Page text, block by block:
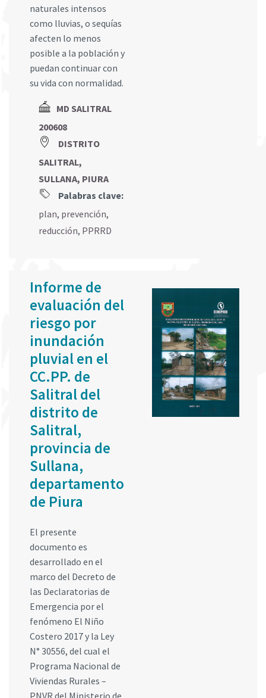
naturales intensos
como lluvias, o sequías
afecten lo menos
posible a la población y
puedan continuar con
su vida con normalidad.
MD SALITRAL
200608
DISTRITO
SALITRAL,
SULLANA, PIURA
Palabras clave:
plan, prevención,
reducción, PPRRD
Informe de
evaluación del
riesgo por
inundación
pluvial en el
CC.PP. de
Salitral del
distrito de
Salitral,
provincia de
Sullana,
departamento
de Piura
El presente
documento es
desarrollado en el
marco del Decreto de
las Declaratorias de
Emergencia por el
fenómeno El Niño
Costero 2017 y la Ley
N° 30556, del cual el
Programa Nacional de
Viviendas Rurales –